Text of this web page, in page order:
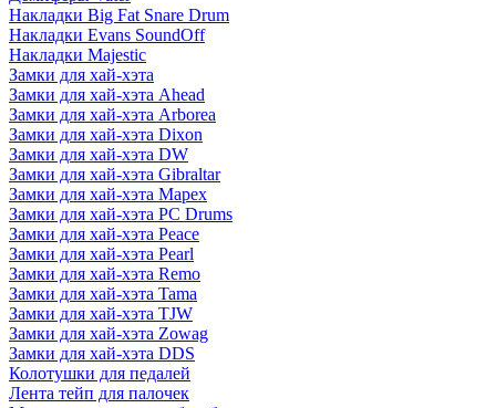
Накладки Big Fat Snare Drum
Накладки Evans SoundOff
Накладки Majestic
Замки для хай-хэта
Замки для хай-хэта Ahead
Замки для хай-хэта Arborea
Замки для хай-хэта Dixon
Замки для хай-хэта DW
Замки для хай-хэта Gibraltar
Замки для хай-хэта Mapex
Замки для хай-хэта PC Drums
Замки для хай-хэта Peace
Замки для хай-хэта Pearl
Замки для хай-хэта Remo
Замки для хай-хэта Tama
Замки для хай-хэта TJW
Замки для хай-хэта Zowag
Замки для хай-хэта DDS
Колотушки для педалей
Лента тейп для палочек